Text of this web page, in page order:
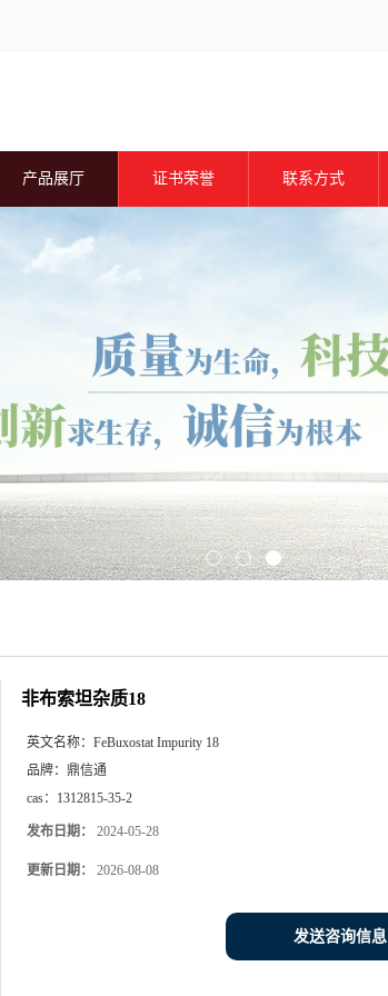
产品展厅 证书荣誉 联系方式
非布索坦杂质18
英文名称： FeBuxostat Impurity 18
品牌： 鼎信通
cas： 1312815-35-2
发布日期： 2024-05-28
更新日期： 2026-08-08
发送咨询信息